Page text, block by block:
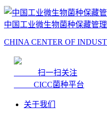
中国工业微生物菌种保藏管
CHINA CENTER OF
扫一扫关注
CICC菌种平台
关于我们